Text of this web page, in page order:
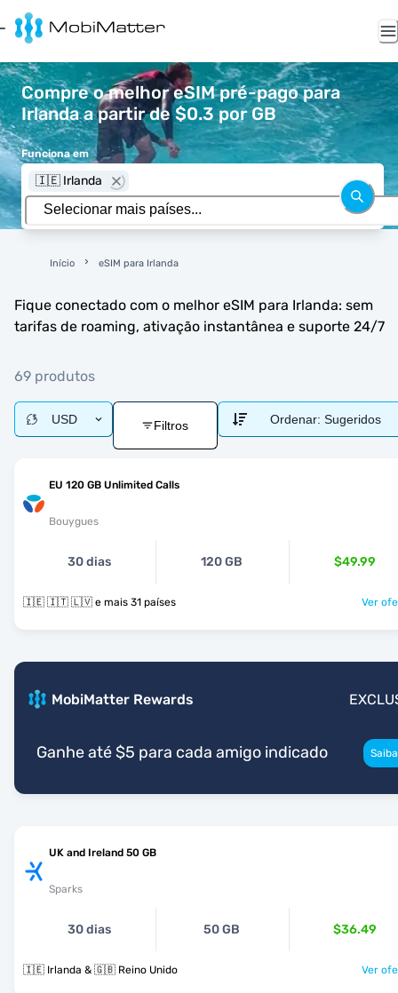
Compre o melhor eSIM pré-pago para
Irlanda a partir de $0.3 por GB
Funciona em
🇮🇪 Irlanda
Início eSIM para Irlanda
Fique conectado com o melhor eSIM para Irlanda: sem
tarifas de roaming, ativação instantânea e suporte 24/7
69 produtos
USD Filtros Ordenar: Sugeridos
EU 120 GB Unlimited Calls
Bouygues
30 dias 120 GB $49.99
🇮🇪 🇮🇹 🇱🇻 e mais 31 países Ver
MobiMatter Rewards
Ganhe até $5 para cada amigo indicado
UK and Ireland 50 GB
Sparks
30 dias 50 GB $36.49
🇮🇪 Irlanda & 🇬🇧 Reino Unido Ver